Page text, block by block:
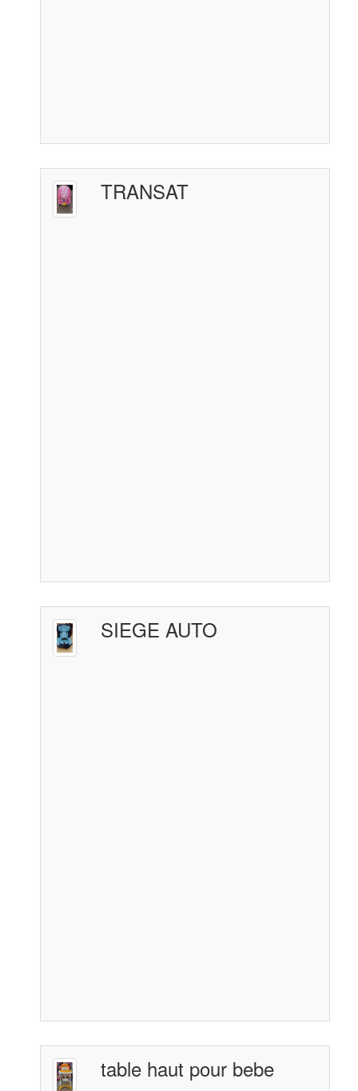
TRANSAT
SIEGE AUTO
table haut pour bebe